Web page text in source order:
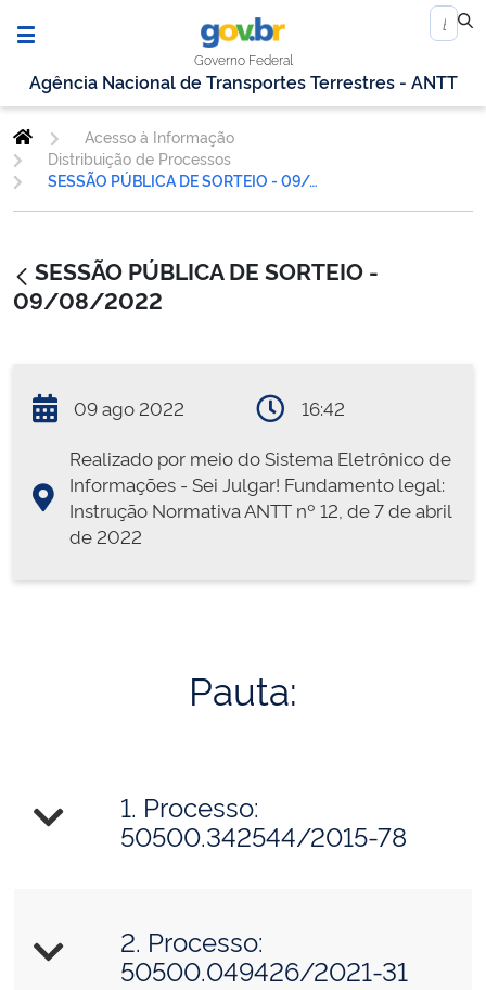
Governo Federal
Agência Nacional de Transportes Terrestres - ANTT
Acesso à Informação
Distribuição de Processos
SESSÃO PÚBLICA DE SORTEIO - 09/08/2022
SESSÃO PÚBLICA DE SORTEIO -
09/08/2022
09 ago 2022
16:42
Realizado por meio do Sistema Eletrônico de
Informações - Sei Julgar! Fundamento legal:
Instrução Normativa ANTT nº 12, de 7 de abril
de 2022
Pauta:
1. Processo:
50500.342544/2015-78
2. Processo:
50500.049426/2021-31